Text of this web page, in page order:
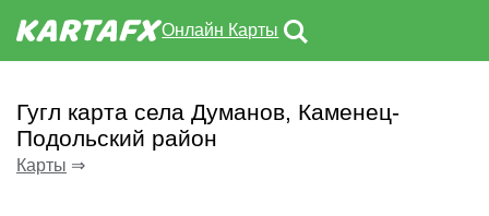
Онлайн Карты
Гугл карта села Думанов, Каменец-
Подольский район
Карты ⇒